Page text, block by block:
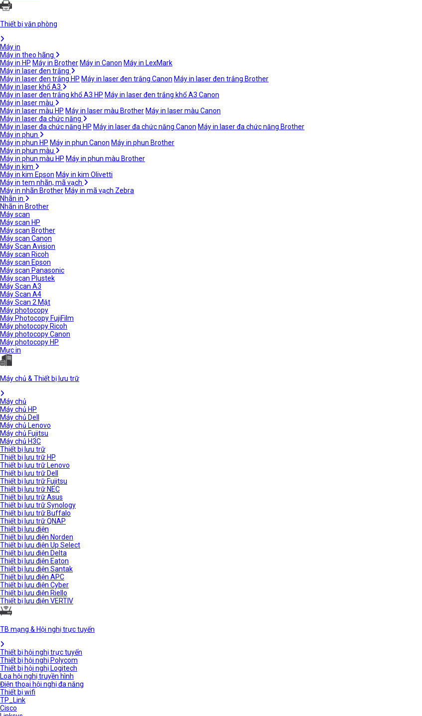
Thiết bị văn phòng
Máy in
Máy in theo hãng
Máy in HP Máy in Brother Máy in Canon Máy in LexMark
Máy in laser đen trắng
Máy in laser đen trắng HP Máy in laser đen trắng Canon Máy in laser đen trắng Brother
Máy in laser khổ A3
Máy in laser đen trắng khổ A3 HP Máy in laser đen trắng khổ A3 Canon
Máy in laser màu
Máy in laser màu HP Máy in laser màu Brother Máy in laser màu Canon
Máy in laser đa chức năng
Máy in laser đa chức năng HP Máy in laser đa chức năng Canon Máy in laser đa chức năng Brother
Máy in phun
Máy in phun HP Máy in phun Canon Máy in phun Brother
Máy in phun màu
Máy in phun màu HP Máy in phun màu Brother
Máy in kim
Máy in kim Epson Máy in kim Olivetti
Máy in tem nhãn, mã vạch
Máy in nhãn Brother Máy in mã vạch Zebra
Nhãn in
Nhãn in Brother
Máy scan
Máy scan HP
Máy scan Brother
Máy scan Canon
Máy Scan Avision
Máy scan Ricoh
Máy scan Epson
Máy scan Panasonic
Máy scan Plustek
Máy Scan A3
Máy Scan A4
Máy Scan 2 Mặt
Máy photocopy
Máy Photocopy FujiFilm
Máy photocopy Ricoh
Máy photocopy Canon
Máy photocopy HP
Mực in
Máy chủ & Thiết bị lưu trữ
Máy chủ
Máy chủ HP
Máy chủ Dell
Máy chủ Lenovo
Máy chủ Fujitsu
Máy chủ H3C
Thiết bị lưu trữ
Thiết bị lưu trữ HP
Thiết bị lưu trữ Lenovo
Thiết bị lưu trữ Dell
Thiết bị lưu trữ Fujitsu
Thiết bị lưu trữ NEC
Thiết bị lưu trữ Asus
Thiết bị lưu trữ Synology
Thiết bị lưu trữ Buffalo
Thiết bị lưu trữ QNAP
Thiết bị lưu điện
Thiết bị lưu điện Norden
Thiết bị lưu điện Up Select
Thiết bị lưu điện Delta
Thiết bị lưu điện Eaton
Thiết bị lưu điện Santak
Thiết bị lưu điện APC
Thiết bị lưu điện Cyber
Thiết bị lưu điện Riello
Thiết bị lưu điện VERTIV
TB mạng & Hội nghị trực tuyến
Thiết bị hội nghị trực tuyến
Thiết bị hội nghị Polycom
Thiết bị hội nghị Logitech
Loa hội nghị truyền hình
Điện thoại hội nghị đa năng
Thiết bị wifi
TP_Link
Cisco